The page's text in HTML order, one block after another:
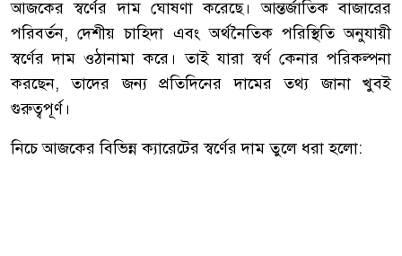
আজকের স্বর্ণের দাম ঘোষণা করেছে। আন্তর্জাতিক বাজারের
পরিবর্তন, দেশীয় চাহিদা এবং অর্থনৈতিক পরিস্থিতি অনুযায়ী
স্বর্ণের দাম ওঠানামা করে। তাই যারা স্বর্ণ কেনার পরিকল্পনা
করছেন, তাদের জন্য প্রতিদিনের দামের তথ্য জানা খুবই
গুরুত্বপূর্ণ।
নিচে আজকের বিভিন্ন ক্যারেটের স্বর্ণের দাম তুলে ধরা হলো: